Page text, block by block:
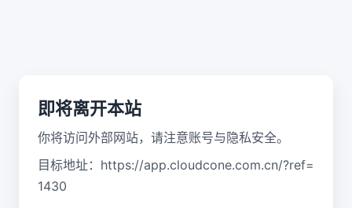
即将离开本站
你将访问外部网站，请注意账号与隐私安全。
目标地址： https://app.cloudcone.com.cn/?ref=
1430